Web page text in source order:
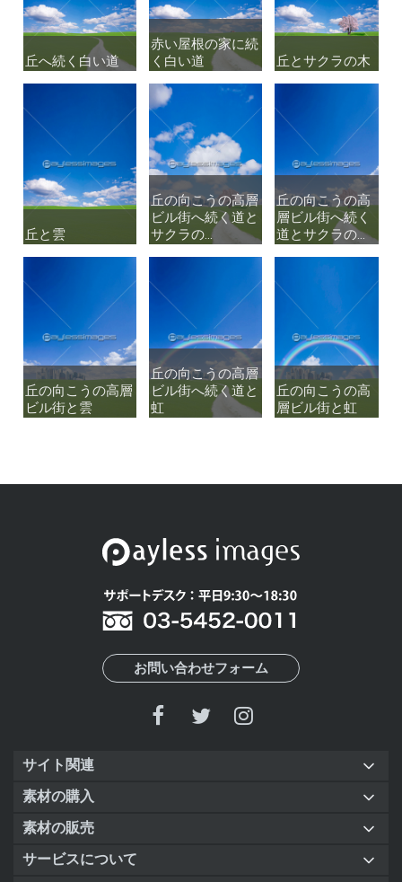
丘へ続く白い道
丘へ続く白い道
赤い屋根の家に続
く白い道
赤い屋根の家に続
く白い道
丘とサクラの木
丘とサクラの木
丘と雲
丘と雲
丘の向こうの高層
ビル街へ続く道と
サクラの...
丘の向こうの高層
ビル街へ続く道と
サクラの...
丘の向こうの高
層ビル街へ続く
道とサクラの...
丘の向こうの高
層ビル街へ続く
道とサクラの...
丘の向こうの高層
ビル街と雲
丘の向こうの高層
ビル街と雲
丘の向こうの高層
ビル街へ続く道と
虹
丘の向こうの高層
ビル街へ続く道と
虹
丘の向こうの高
層ビル街と虹
丘の向こうの高
層ビル街と虹
お問い合わせフォーム
サイト関連
素材の購入
素材の販売
サービスについて